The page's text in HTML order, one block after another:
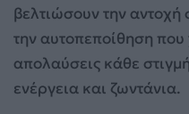
βελτιώσουν την
την αυτοπεποίθηση που
απολαύσεις κάθε
ενέργεια και ζωντάνια.